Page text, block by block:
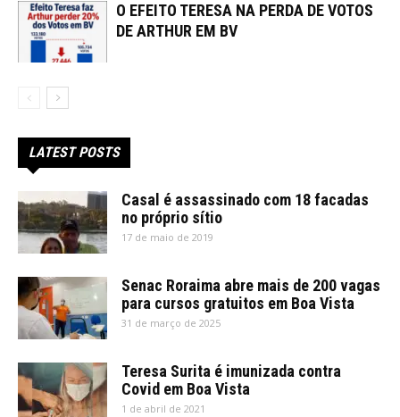
O EFEITO TERESA NA PERDA DE VOTOS
DE ARTHUR EM BV
LATEST POSTS
Casal é assassinado com 18 facadas
no próprio sítio
17 de maio de 2019
Senac Roraima abre mais de 200 vagas
para cursos gratuitos em Boa Vista
31 de março de 2025
Teresa Surita é imunizada contra
Covid em Boa Vista
1 de abril de 2021